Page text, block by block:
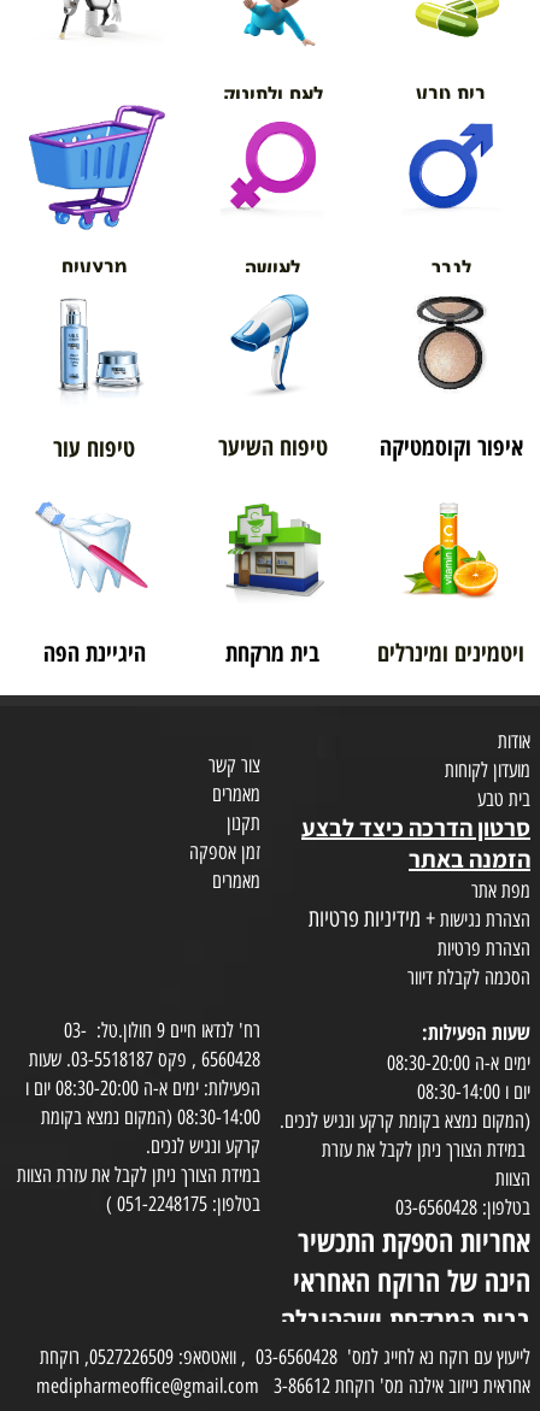
בית טבע לאם ולתינוק
אורטופדיה
לגבר לאישה מבצעים
איפור וקוסמטיקה טיפוח השיער טיפוח עור
ויטמינים ומינרלים בית מרקחת היגיינת הפה
אודות
מועדון לקוחות
בית טבע
סרטון הדרכה כיצד לבצע
הזמנה באתר
מפת אתר
הצהרת נגישות + מידיניות פרטיות
הצהרת פרטיות
הסכמה לקבלת דיוור
צור קשר
מאמרים
תקנון
זמן אספקה
מאמרים
שעות הפעילות:
ימים א-ה 08:30-20:00
יום ו 08:30-14:00
(המקום נמצא בקומת קרקע ונגיש לנכים.
במידת הצורך ניתן לקבל את עזרת
הצוות
בטלפון: 03-6560428
אחריות הספקת התכשיר
הינה של הרוקח האחראי
בבית המרקחת ושההובלה
בפועל תעשה בעזרת
השליח
רח' לנדאו חיים 9 חולון.טל: 03-
6560428 , פקס 03-5518187. שעות
הפעילות: ימים א-ה 08:30-20:00 יום ו
08:30-14:00 (המקום נמצא בקומת
קרקע ונגיש לנכים.
במידת הצורך ניתן לקבל את עזרת הצוות
בטלפון: 051-2248175 )
לייעוץ עם רוקח נא לחייג למס' 03-6560428 , וואטסאפ: 0527226509, רוקחת
אחראית נייזוב אילנה מס' רוקחת 3-86612 medipharmeoffice@gmail.com